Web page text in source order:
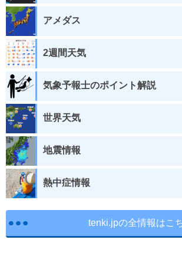
アメダス
2週間天気
気象予報士のポイント解説
世界天気
地震情報
熱中症情報
tenki.jpの全情報はこ